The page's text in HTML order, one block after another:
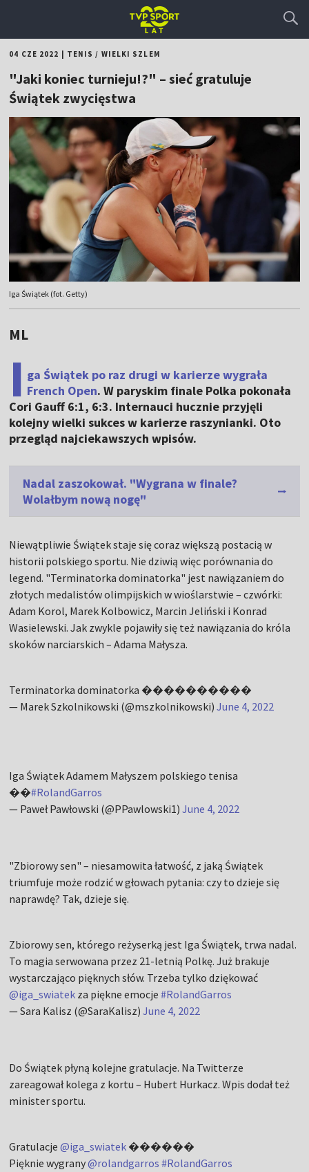
04 CZE 2022 TENIS / WIELKI SZLEM
"Jaki koniec turnieju!?" – sieć gratuluje
Świątek zwycięstwa
Iga Świątek (fot. Getty)
ML
I ga Świątek po raz drugi w karierze wygrała
French Open. W paryskim finale Polka pokonała
Cori Gauff 6:1, 6:3. Internauci hucznie przyjęli
kolejny wielki sukces w karierze raszynianki. Oto
przegląd najciekawszych wpisów.
Nadal zaszokował. "Wygrana w finale?
Wolałbym nową nogę"
Niewątpliwie Świątek staje się coraz większą postacią w
historii polskiego sportu. Nie dziwią więc porównania do
legend. "Terminatorka dominatorka" jest nawiązaniem do
złotych medalistów olimpijskich w wioślarstwie – czwórki:
Adam Korol, Marek Kolbowicz, Marcin Jeliński i Konrad
Wasielewski. Jak zwykle pojawiły się też nawiązania do króla
skoków narciarskich – Adama Małysza.
Terminatorka dominatorka ����������
— Marek Szkolnikowski (@mszkolnikowski)June 4, 2022
Iga Świątek Adamem Małyszem polskiego tenisa
��#RolandGarros
— Paweł Pawłowski (@PPawlowski1)June 4, 2022
"Zbiorowy sen" – niesamowita łatwość, z jaką Świątek
triumfuje może rodzić w głowach pytania: czy to dzieje się
naprawdę? Tak, dzieje się.
Zbiorowy sen, którego reżyserką jest Iga Świątek, trwa nadal.
To magia serwowana przez 21-letnią Polkę. Już brakuje
wystarczająco pięknych słów. Trzeba tylko dziękować
@iga_swiatek za piękne emocje#RolandGarros
— Sara Kalisz (@SaraKalisz)June 4, 2022
Do Świątek płyną kolejne gratulacje. Na Twitterze
zareagował kolega z kortu – Hubert Hurkacz. Wpis dodał też
minister sportu.
Gratulacje@iga_swiatek ������
Pięknie wygrany@rolandgarros #RolandGarros